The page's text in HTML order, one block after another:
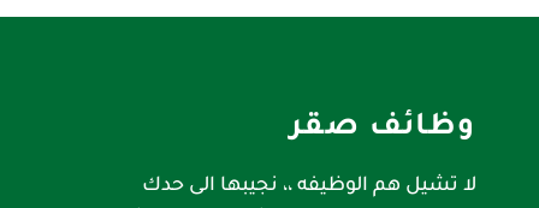
وظائف صقر
لا تشيل هم الوظيفه ،، نجيبها الى حدك